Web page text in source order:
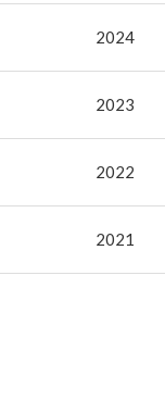
2024
2023
2022
2021